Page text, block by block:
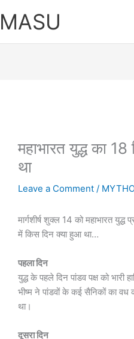
महाभारत युद्ध का
था
Leave a Comment /
मार्गशीर्ष शुक्ल 14 को महाभारत
में किस दिन क्या हुआ था…
पहला दिन
युद्ध के पहले दिन पांडव पक्ष को भारी
भीष्म ने पांडवों के कई सैनिकों का वध
था।
दूसरा दिन